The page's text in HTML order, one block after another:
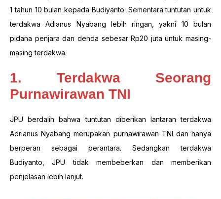
1 tahun 10 bulan kepada Budiyanto. Sementara tuntutan untuk
terdakwa Adianus Nyabang lebih ringan, yakni 10 bulan
pidana penjara dan denda sebesar Rp20 juta untuk masing-
masing terdakwa.
1. Terdakwa Seorang
Purnawirawan TNI
JPU berdalih bahwa tuntutan diberikan lantaran terdakwa
Adrianus Nyabang merupakan purnawirawan TNI dan hanya
berperan sebagai perantara. Sedangkan terdakwa
Budiyanto, JPU tidak membeberkan dan memberikan
penjelasan lebih lanjut.